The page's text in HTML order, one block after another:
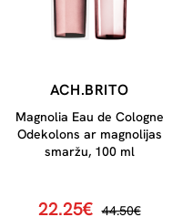
ACH.BRITO
Magnolia Eau de Cologne
Odekolons ar magnolijas
smaržu, 100 ml
22.25€ 44.50€